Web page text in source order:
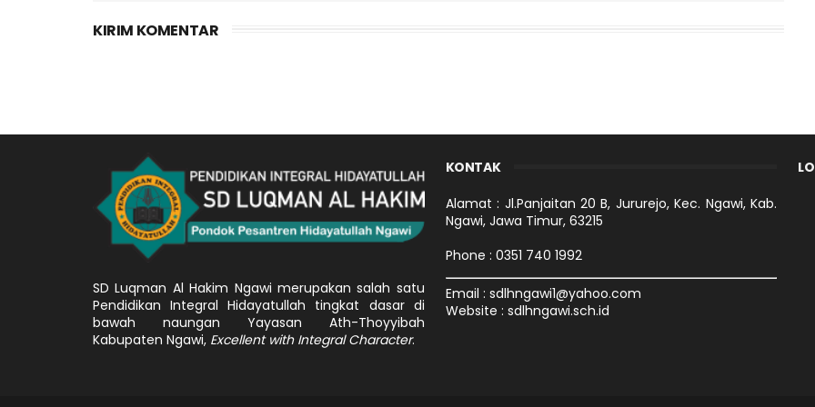
KIRIM KOMENTAR
SD Luqman Al Hakim Ngawi merupakan salah satu
Pendidikan Integral Hidayatullah tingkat dasar di
bawah naungan Yayasan Ath-Thoyyibah
Kabupaten Ngawi, Excellent with Integral Character.
KONTAK
Alamat : Jl.Panjaitan 20 B, Jururejo, Kec. Ngawi, Kab.
Ngawi, Jawa Timur, 63215
Phone : 0351 740 1992
Email : sdlhngawi1@yahoo.com
Website : sdlhngawi.sch.id